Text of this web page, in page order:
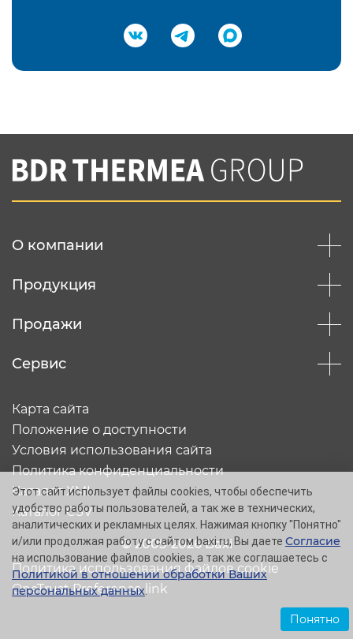
Подтвердить e-mail
Вы соглашаетесь с нашей политикой
конфеденциальности
О компании
Продукция
Продажи
Сервис
© 2005-2026 Baxi
Карта сайта
Положение о доступности
Условия использования сайта
Политика конфиденциальности
Каталог XML
Каталог CSV
Политика использования файлов cookie
OneTrust Preference link
Этот сайт использует файлы cookies, чтобы обеспечить
удобство работы пользователей, а так же в технических,
аналитических и рекламных целях. Нажимая кнопку "Понятно"
и/или продолжая работу с сайтом baxi.ru, Вы даете Согласие
на использование файлов cookies, а так же соглашаетесь с
Политикой в отношении обработки Ваших
персональных данных.
Понятно